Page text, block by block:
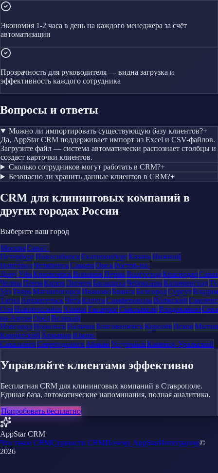
Экономия 1-2 часа в день на каждого менеджера за счёт
автоматизации
Прозрачность для руководителя — видна загрузка и
эффективность каждого сотрудника
Вопросы и ответы
Можно ли импортировать существующую базу клиентов?+
Да, AppStar CRM поддерживает импорт из Excel и CSV-файлов.
Загрузите файл — система автоматически распознает столбцы и
создаст карточки клиентов.
Сколько сотрудников могут работать в CRM?+
Безопасно ли хранить данные клиентов в CRM?+
CRM для клининговых компаний в
других городах России
Выберите ваш город
МоскваСанкт-
ПетербургНовосибирскЕкатеринбургКазаньНижний
НовгородЧелябинскСамараОмскРостов-на-
ДонуУфаКрасноярскВоронежПермьВолгоградКраснодар
ЧелныПензаКировЛипецкБалашихаЧебоксарыКалининград
УдэТверьМагнитогорскИвановоБрянскБелгородСургут
ТагилАрхангельскЧитаКалугаСимферопольВолжский
ОлаНовороссийскХимкиТаганрогСыктывкарВладикавказ
на-АмуреОрёлВеликий
НовгородНорильскНальчикБлаговещенскКоролёвПсков
Камчатский АрмавирЮжно-
СахалинскСеверодвинскАбаканУссурийскКаменск-Уральский
Управляйте клиентами эффективно
Бесплатная CRM для клининговых компаний в Ставрополе.
Единая база, автоматические напоминания, полная аналитика.
Попробовать бесплатно
AppStar CRM
Что такое CRMСущности CRMПочему AppStarИнтеграции©
2026